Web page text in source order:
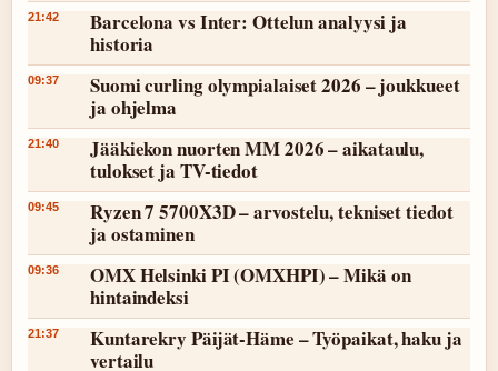
21:42
Barcelona vs Inter: Ottelun analyysi ja
historia
09:37
Suomi curling olympialaiset 2026 – joukkueet
ja ohjelma
21:40
Jääkiekon nuorten MM 2026 – aikataulu,
tulokset ja TV-tiedot
09:45
Ryzen 7 5700X3D – arvostelu, tekniset tiedot
ja ostaminen
09:36
OMX Helsinki PI (OMXHPI) – Mikä on
hintaindeksi
21:37
Kuntarekry Päijät-Häme – Työpaikat, haku ja
vertailu